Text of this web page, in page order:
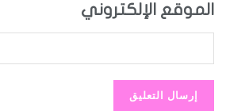
الموقع الإلكتروني